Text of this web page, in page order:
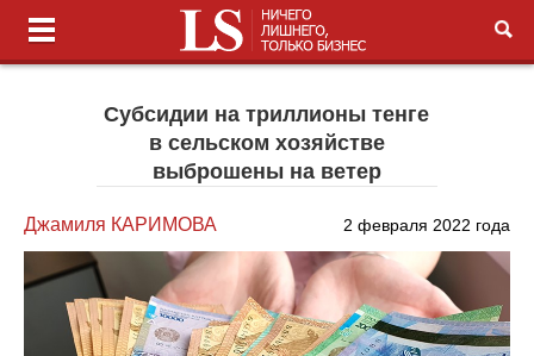
Субсидии на триллионы тенге
в сельском хозяйстве
выброшены на ветер
Джамиля КАРИМОВА 2 февраля 2022 года